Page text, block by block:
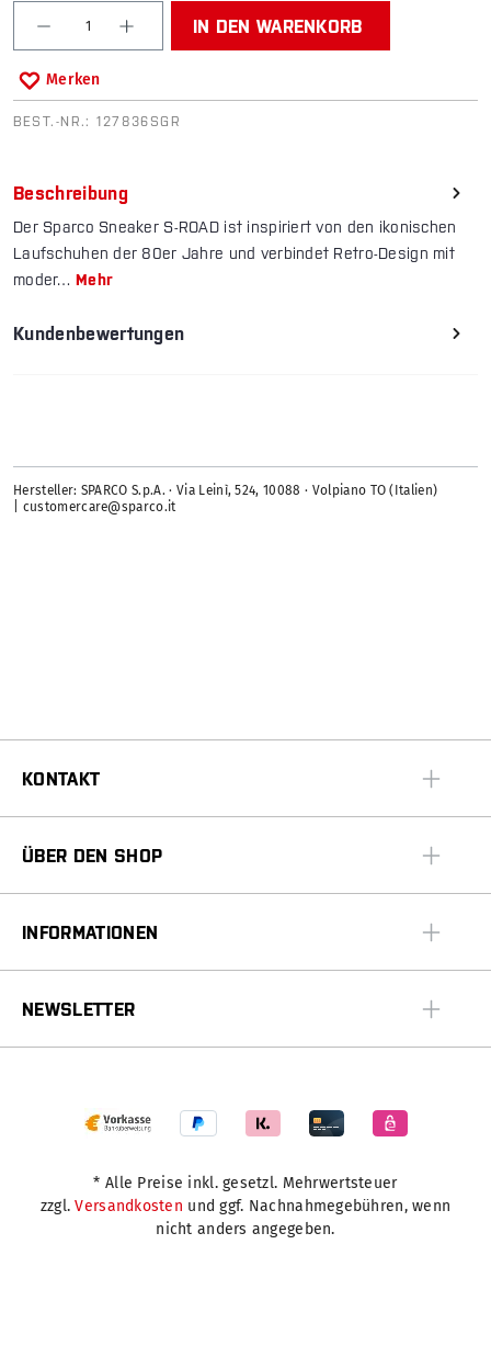
Produkt Anzahl: Gib den gewünschten Wert ein
IN DEN WARENKORB
Merken
BEST.-NR.:127836SGR
Beschreibung
Der Sparco Sneaker S-ROAD ist inspiriert von den ikonischen
Laufschuhen der 80er Jahre und verbindet Retro-Design mit
moder… Mehr
Kundenbewertungen
Hersteller: SPARCO S.p.A. · Via Leinì, 524, 10088 · Volpiano TO (Italien)
| customercare@sparco.it
KONTAKT
ÜBER DEN SHOP
INFORMATIONEN
NEWSLETTER
* Alle Preise inkl. gesetzl. Mehrwertsteuer
zzgl.Versandkosten und ggf. Nachnahmegebühren, wenn
nicht anders angegeben.